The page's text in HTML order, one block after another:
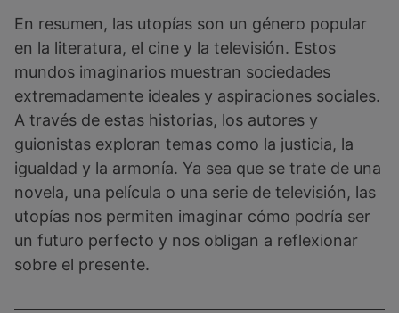
En resumen, las utopías son un género popular
en la literatura, el cine y la televisión. Estos
mundos imaginarios muestran sociedades
extremadamente ideales y aspiraciones sociales.
A través de estas historias, los autores y
guionistas exploran temas como la justicia, la
igualdad y la armonía. Ya sea que se trate de una
novela, una película o una serie de televisión, las
utopías nos permiten imaginar cómo podría ser
un futuro perfecto y nos obligan a reflexionar
sobre el presente.